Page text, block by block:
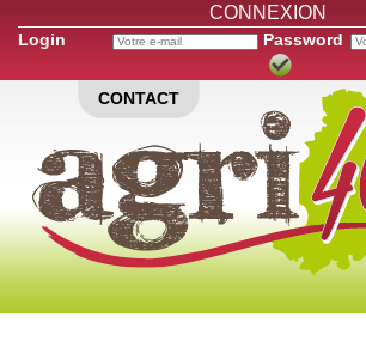
CONNEXION
Login Password
CONTACT